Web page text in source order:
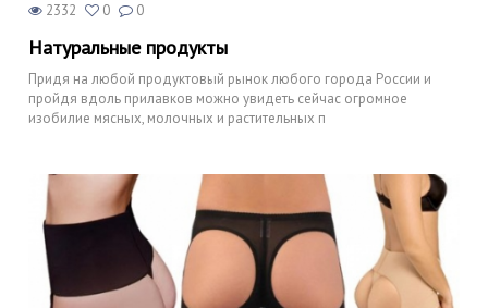
2332 0 0
Натуральные продукты
Придя на любой продуктовый рынок любого города России и
пройдя вдоль прилавков можно увидеть сейчас огромное
изобилие мясных, молочных и растительных п